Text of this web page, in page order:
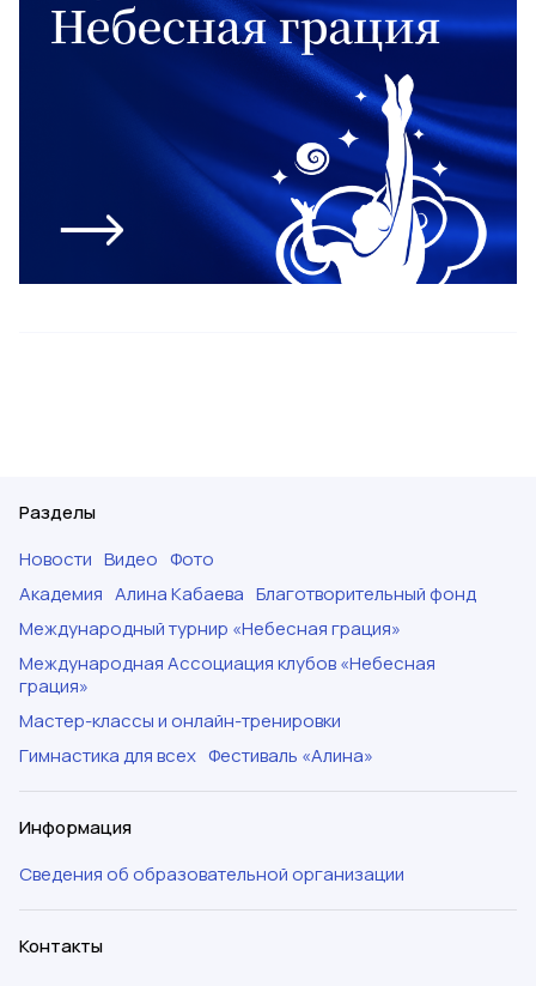
Разделы
Новости Видео Фото
Академия Алина Кабаева Благотворительный фонд
Международный турнир «Небесная грация»
Международная Ассоциация клубов «Небесная
грация»
Мастер-классы и онлайн-тренировки
Гимнастика для всех Фестиваль «Алина»
Информация
Сведения об образовательной организации
Контакты